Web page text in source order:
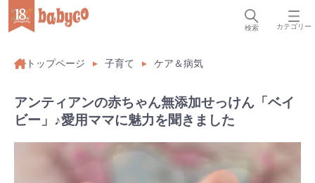
検索 カテゴリー
トップページ 子育て ケア＆病気
アンティアンの赤ちゃん無添加せっけん「ベイ
ビー」♪愛用ママに魅力を聞きました